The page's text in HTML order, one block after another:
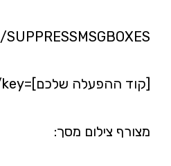
/SUPPRESSMSGBOXES
/key=[קוד ההפעלה שלכם]
מצורף צילום מסך: